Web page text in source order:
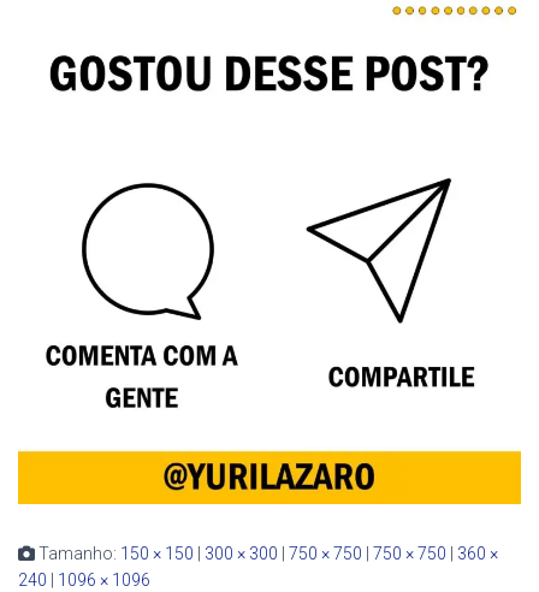
Tamanho: 150 × 150 300 × 300 750 × 750 750 × 750
360 ×
240
1096 × 1096